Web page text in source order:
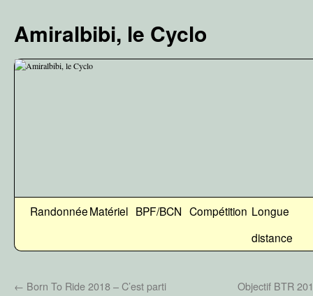
contenu
Amiralbibi, le Cyclo
RandonnéeMatériel BPF/BCN Compétition Longue
distance
← Born To Ride 2018 – C’est parti Objectif BTR